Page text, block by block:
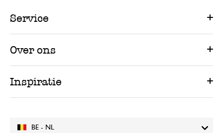
BE - NL
Service
Over ons
Inspiratie